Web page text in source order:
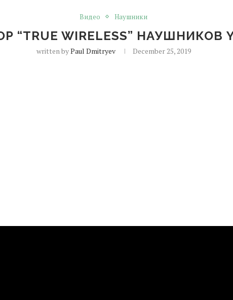
Видео Наушники
“TRUE WIRELESS” НАУШНИКОВ
written byPaul Dmitryev December 25, 2019